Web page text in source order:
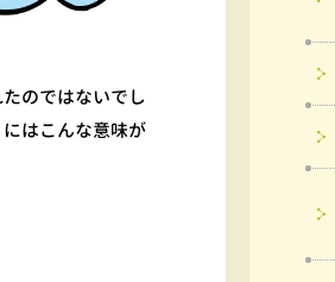
のではないでし
はこんな意味が